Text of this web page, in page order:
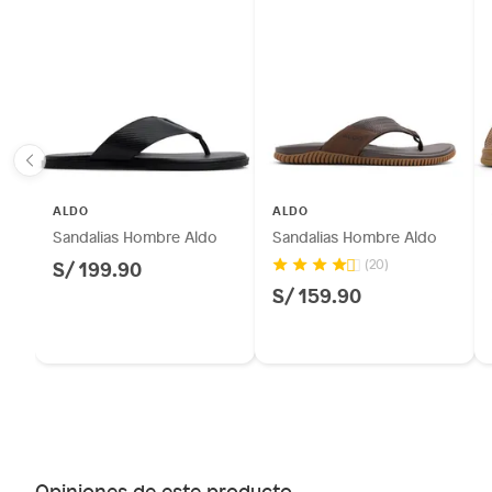
ALDO
Sandalias Hombre Aldo
S/ 199.90
ALDO
Sandalias Hombre Aldo
(20)
S/ 159.90